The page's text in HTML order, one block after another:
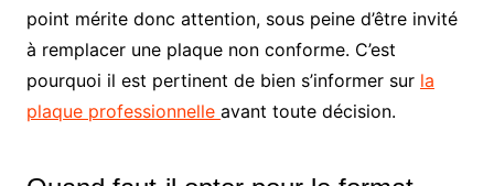
point mérite donc attention, sous peine d’être invité
à remplacer une plaque non conforme. C’est
pourquoi il est pertinent de bien s’informer sur la
plaque professionnelle avant toute décision.